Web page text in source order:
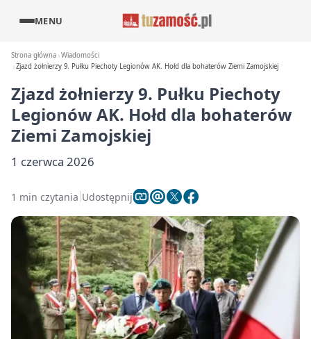
MENU
Strona główna Wiadomości
Zjazd żołnierzy 9. Pułku Piechoty Legionów AK. Hołd dla bohaterów Ziemi Zamojskiej
Zjazd żołnierzy 9. Pułku Piechoty
Legionów AK. Hołd dla bohaterów
Ziemi Zamojskiej
1 czerwca 2026
1 min czytania Udostępnij